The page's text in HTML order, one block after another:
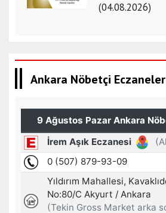
(04.08.2026)
Ankara Nöbetçi Eczaneler